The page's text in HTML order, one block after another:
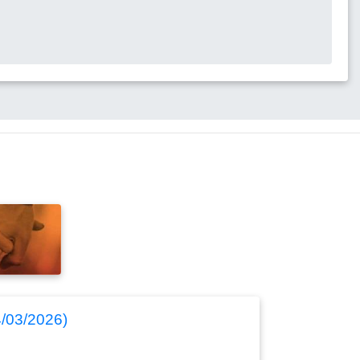
03/2026)